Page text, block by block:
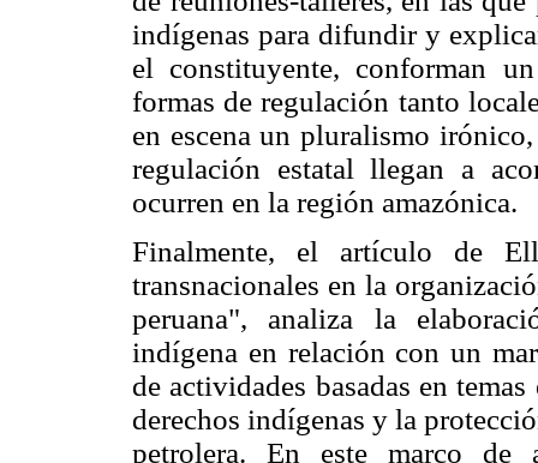
indígenas para difundir y
el constituyente, conforman
formas de regulación tanto
en escena un pluralismo
regulación estatal llegan a
ocurren en la región amazónica.
Finalmente, el artículo de
transnacionales en la
peruana", analiza la
indígena en relación con un
de actividades basadas en
derechos indígenas y la
petrolera. En este marco de